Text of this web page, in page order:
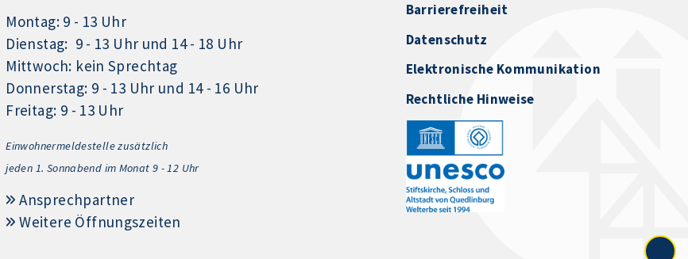
Montag: 9 - 13 Uhr
Dienstag: 9 - 13 Uhr und 14 - 18 Uhr
Mittwoch: kein Sprechtag
Donnerstag: 9 - 13 Uhr und 14 - 16 Uhr
Freitag: 9 - 13 Uhr
Einwohnermeldestelle zusätzlich
jeden 1. Sonnabend im Monat 9 - 12 Uhr
Ansprechpartner
Weitere Öffnungszeiten
Barrierefreiheit
Datenschutz
Elektronische Kommunikation
Rechtliche Hinweise